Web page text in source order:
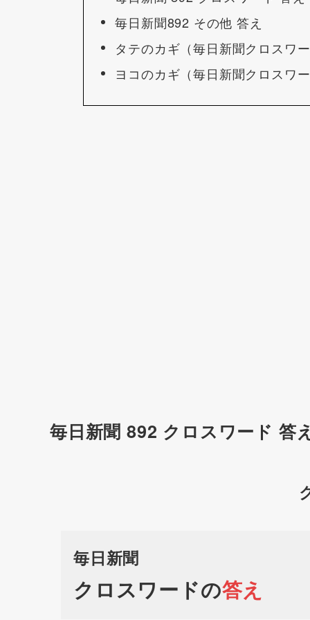
毎日新聞892 その他 答え
タテのカギ（毎日新聞クロスワー
ヨコのカギ（毎日新聞クロスワー
毎日新聞 892 クロスワード 答え
毎日新聞
クロスワードの答え